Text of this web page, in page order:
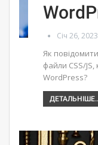
Січ 26, 2023
Як
файли CSS/
WordPress?